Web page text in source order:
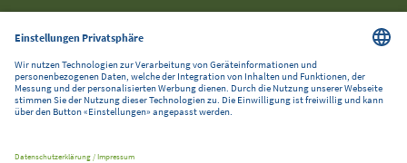
info@pdgr.ch
SOCIAL MEDIA